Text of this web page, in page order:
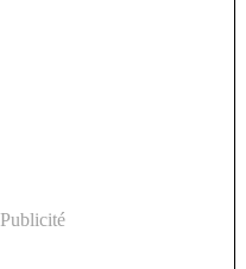
Publicité